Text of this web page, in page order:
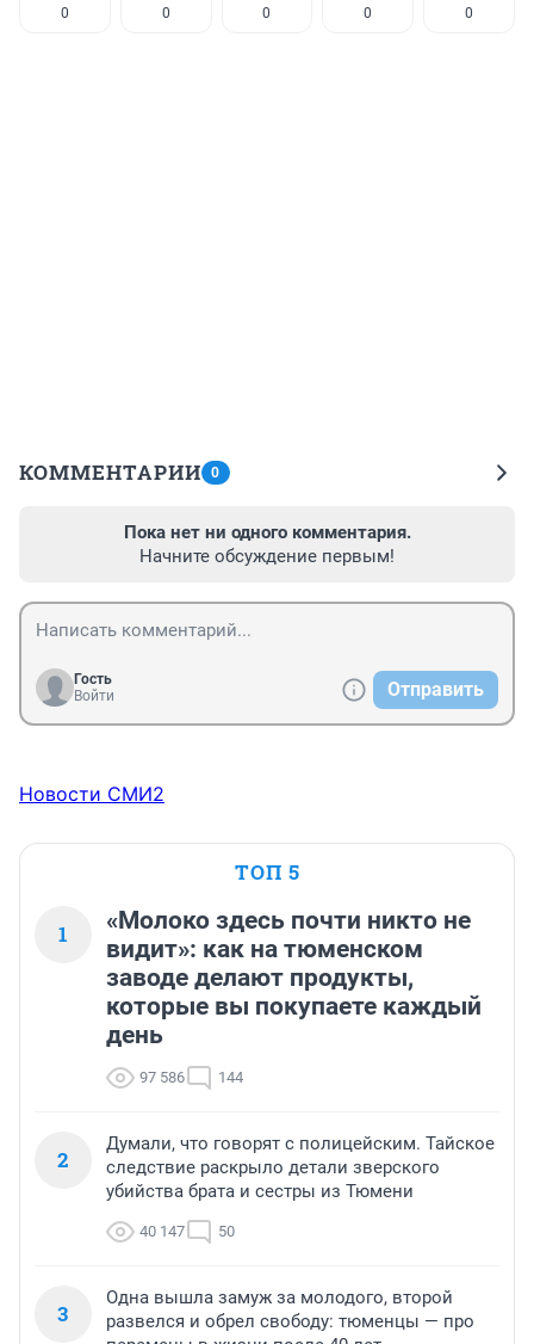
0 0 0 0 0
КОММЕНТАРИИ 0
Пока нет ни одного комментария.
Начните обсуждение первым!
Гость
Войти
Отправить
Новости СМИ2
ТОП 5
1
«Молоко здесь почти никто не
видит»: как на тюменском
заводе делают продукты,
которые вы покупаете каждый
день
97 586 144
2
Думали, что говорят с полицейским. Тайское
следствие раскрыло детали зверского
убийства брата и сестры из Тюмени
40 147 50
3
Одна вышла замуж за молодого, второй
развелся и обрел свободу: тюменцы — про